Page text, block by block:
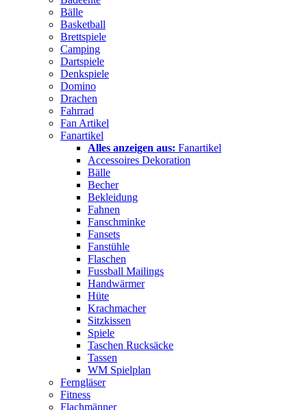
Bälle
Basketball
Brettspiele
Camping
Dartspiele
Denkspiele
Domino
Drachen
Fahrrad
Fan Artikel
Fanartikel
Alles anzeigen aus: Fanartikel
Accessoires Dekoration
Bälle
Becher
Bekleidung
Fahnen
Fanschminke
Fansets
Fanstühle
Flaschen
Fussball Mailings
Handwärmer
Hüte
Krachmacher
Sitzkissen
Spiele
Taschen Rucksäcke
Tassen
WM Spielplan
Ferngläser
Fitness
Flachmänner